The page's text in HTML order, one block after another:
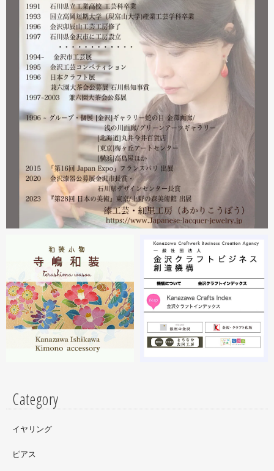
営業をしております。配送につきましても金沢から発送す
る分につきましては問題ありませんのでご安心ください。
皆様には多大なご心配をおかけしており心苦しいばかりで
はありますが、今後とも紅里工房をどうぞよろしくお願い
いたします。
漆工芸・紅里工房 寺嶋絵里子
2023.02
2月21日から27日まで 仙台三越で開催中の『第22回 金
沢・能登 美味と美技展』に出展しています。会場には作
者本人がおりますのでお近くの方はぜひ遊びにいらしてく
ださい。お待ちしております。
2月19日から23日まで 東京・上野の森美術館で開催中の
『第28回 日本の美術展』に出展しています。
2023.02
昨年初めからT-BASE銀座ギャラリーさんのご依頼で螺鈿
細工のソフビフィギュア装飾のお仕事させていただいてま
す。広面積への螺鈿細工や蒔絵となりますのでかなりの高
額品になりますがご好評のようで嬉しい限りです(^^)写真
はドラマに登場していたキャラクターです。
Category
イヤリング
ピアス